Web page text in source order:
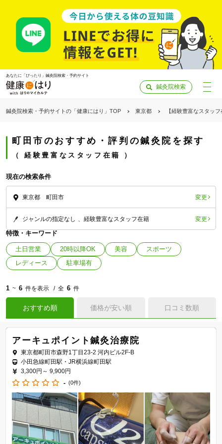
あなたに「ぴったり」鍼灸院検索・予約サイト
鍼灸院検索
鍼灸院検索・予約サイトの「健康にはり」TOP 東京都 【経験豊富なスタッ
町田市のおすすめ・評判の鍼灸院を探す
経験豊富なスタッフ在籍
現在の検索条件
東京都 町田市 変更
ジャンルの指定なし 経験豊富なスタッフ在籍 変更
特徴・キーワード
土日営業 20時以降OK 美容
スポーツ
レディース
駐車場有
1 ~ 6 件を表示 全 6 件
おすすめ順 価格が安い順 口コミ数順
アーキュポイント鍼灸治療院
東京都町田市森野1丁目23-2 河内ビル2F-B
小田急線町田駅・JR横浜線町田駅
3,300円～ 9,900円
- (0件)
「健康にはりを見た」